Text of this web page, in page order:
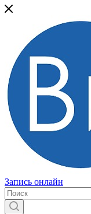
Запись онлайн